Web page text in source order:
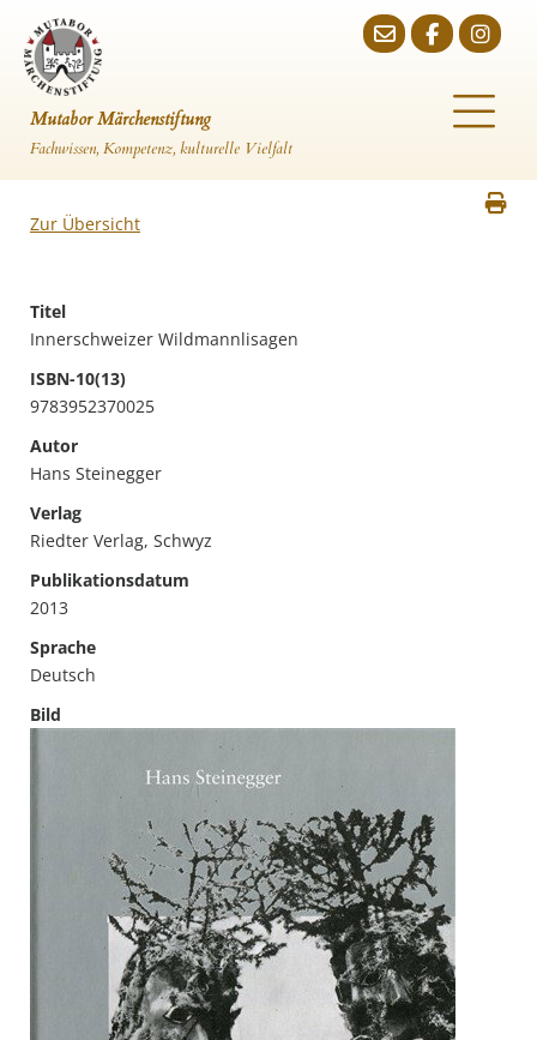
Mutabor Märchenstiftung
Fachwissen, Kompetenz, kulturelle Vielfalt
Zur Übersicht
Titel
Innerschweizer Wildmannlisagen
ISBN-10(13)
9783952370025
Autor
Hans Steinegger
Verlag
Riedter Verlag, Schwyz
Publikationsdatum
2013
Sprache
Deutsch
Bild